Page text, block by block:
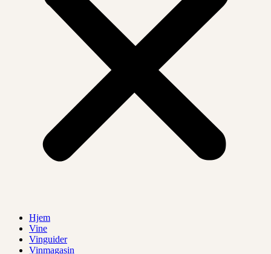
Hjem
Vine
Vinguider
Vinmagasin